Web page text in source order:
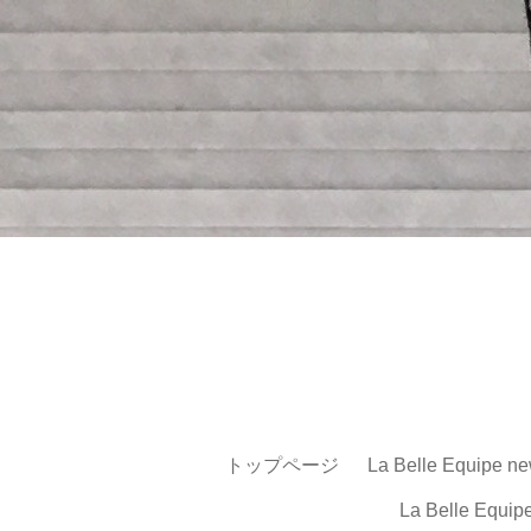
トップページ La Belle Equipe
La Belle